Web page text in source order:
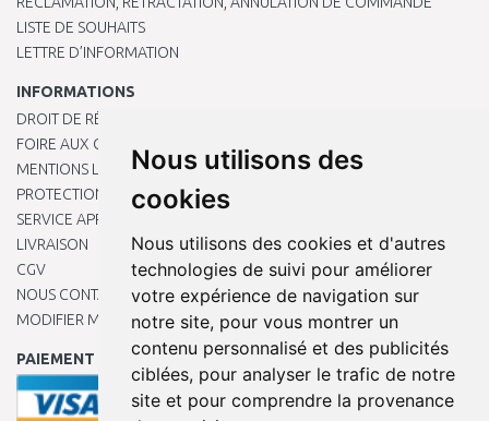
Nous utilisons des
cookies
Nous utilisons des cookies et d'autres
technologies de suivi pour améliorer
votre expérience de navigation sur
notre site, pour vous montrer un
contenu personnalisé et des publicités
ciblées, pour analyser le trafic de notre
site et pour comprendre la provenance
LISTE DE SOUHAITS
LETTRE D’INFORMATION
INFORMATIONS
DROIT DE RÉTRACTATION
FOIRE AUX QUESTIONS
MENTIONS LÉGALES
PROTECTION DES DONNÉES PERSONNELLES
SERVICE APRÈS-VENTE
LIVRAISON
CGV
NOUS CONTACTER
MODIFIER MES PRÉFÉRENCES DE COOKIES
PAIEMENT EN LIGNE